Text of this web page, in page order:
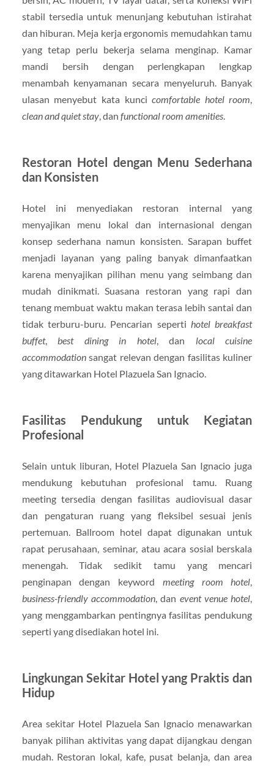
stabil tersedia untuk menunjang kebutuhan istirahat
dan hiburan. Meja kerja ergonomis memudahkan tamu
yang tetap perlu bekerja selama menginap. Kamar
mandi bersih dengan perlengkapan lengkap
menambah kenyamanan secara menyeluruh. Banyak
ulasan menyebut kata kuncicomfortable hotel room
clean and quiet stay, dan functional room amenities.
Restoran Hotel dengan Menu Sederhana
dan Konsisten
Hotel ini menyediakan restoran internal yang
menyajikan menu lokal dan internasional dengan
konsep sederhana namun konsisten. Sarapan buffet
menjadi layanan yang paling banyak dimanfaatkan
karena menyajikan pilihan menu yang seimbang dan
mudah dinikmati. Suasana restoran yang rapi dan
tenang membuat waktu makan terasa lebih santai dan
tidak terburu-buru. Pencarian seperti hotel breakfast
buffet, best dining in hotel, dan local cuisine
accommodationsangat relevan dengan fasilitas kuliner
yang ditawarkan Hotel Plazuela San Ignacio.
Fasilitas Pendukung untuk Kegiatan
Profesional
Selain untuk liburan, Hotel Plazuela San Ignacio juga
mendukung kebutuhan profesional tamu. Ruang
meeting tersedia dengan fasilitas audiovisual dasar
dan pengaturan ruang yang fleksibel sesuai jenis
pertemuan. Ballroom hotel dapat digunakan untuk
rapat perusahaan, seminar, atau acara sosial berskala
menengah. Tidak sedikit tamu yang mencari
penginapan dengan keyword meeting room hotel
business-friendly accommodation , dan event venue hotel
yang menggambarkan pentingnya fasilitas pendukung
seperti yang disediakan hotel ini.
Lingkungan Sekitar Hotel yang Praktis dan
Hidup
Area sekitar Hotel Plazuela San Ignacio menawarkan
banyak pilihan aktivitas yang dapat dijangkau dengan
mudah. Restoran lokal, kafe, pusat belanja, dan area